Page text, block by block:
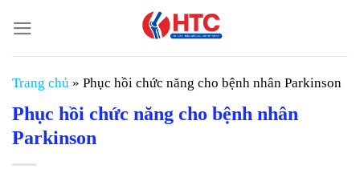
đến
nội
dung
Trang chủ » Phục hồi chức năng cho bệnh nhân Parkinson
Phục hồi chức năng cho bệnh nhân
Parkinson